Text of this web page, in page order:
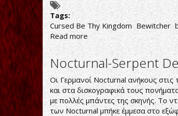
Tags:
Cursed Be Thy Kingdom Bewitcher
Read more about
Bewitcher-
Cursed
Be
Thy
Kingdom
Nocturnal-Serpent
Οι Γερμανοί Nocturnal ανήκους στις
και στα δισκογραφικά τους
με πολλές μπάντες της σκηνής. Το
των Nocturnal μπήκε έμμεσα στο